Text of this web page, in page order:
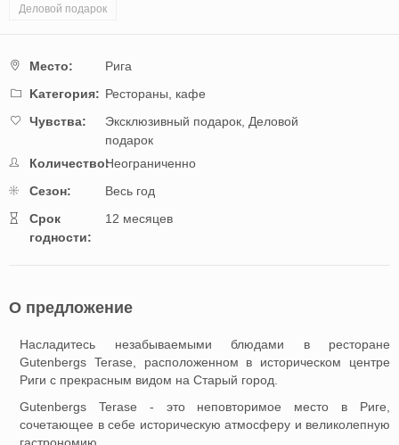
Деловой подарок
Mестo:
Рига
Kатегория: Рестораны, кафе
Чувства:
Эксклюзивный подарок, Деловой
подарок
Количество:Неограниченно
Cезон:
Весь год
Cрок
годности:
12 месяцев
О предложение
Насладитесь незабываемыми блюдами в ресторане
Gutenbergs Terase, расположенном в историческом центре
Риги с прекрасным видом на Старый город.
Gutenbergs Terase - это неповторимое место в Риге,
сочетающее в себе историческую атмосферу и великолепную
гастрономию.